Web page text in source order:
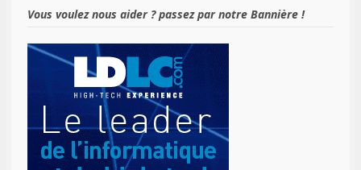
Vous voulez nous aider ? passez par notre Bannière !